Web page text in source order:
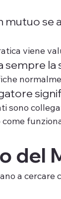
mutuo se
viene
sempre la
sono
del
a cercare